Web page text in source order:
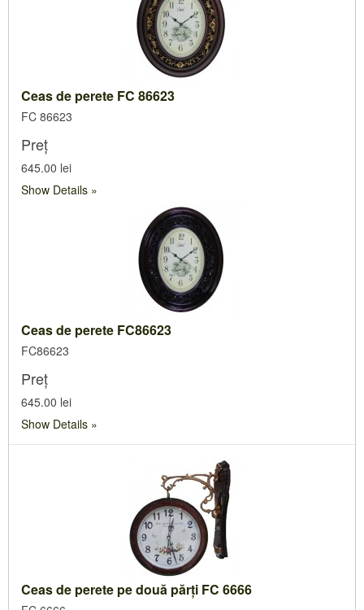
Ceas de perete FC 86623
FC 86623
Preț
645.00 lei
Show Details
Ceas de perete FC86623
FC86623
Preț
645.00 lei
Show Details
Ceas de perete pe două părți FC 6666